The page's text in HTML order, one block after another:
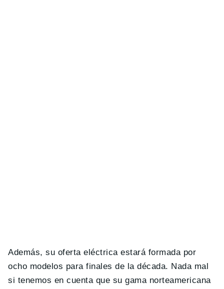
Además, su oferta eléctrica estará formada por
ocho modelos para finales de la década. Nada mal
si tenemos en cuenta que su gama norteamericana